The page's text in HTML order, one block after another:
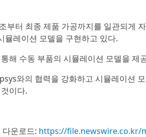
부터 최종 제품 가공까지를 일관되게
뮬레이션 모델을 구현하고 있다.
통해 수동 부품의 시뮬레이션 모델을
와의 협력을 강화하고 시뮬레이션
이다.
운로드: https://file.newswire.co.kr/